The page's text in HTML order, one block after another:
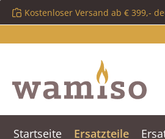
Hauptinhalt springen
Zur Suche springen
Zur Hauptnavigation springen
Kostenloser Versand ab € 399,-
Startseite Ersatzteile